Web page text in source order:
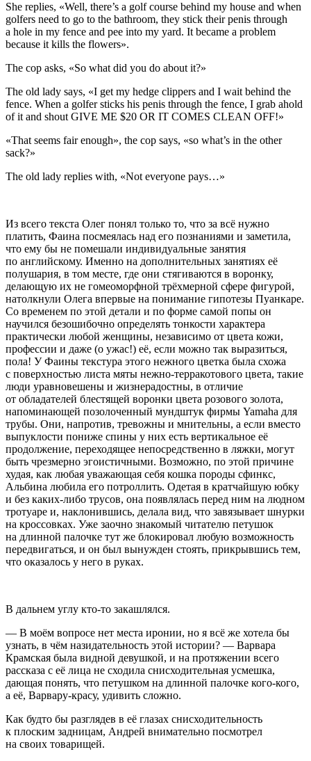
She replies, «Well, there’s a golf course behind my house and when
golfers need to go to the bathroom, they stick their penis through
a hole in my fence and pee into my yard. It became a problem
because it kills the flowers».
The cop asks, «So what did you do about it?»
The old lady says, «I get my hedge clippers and I wait behind the
fence. When a golfer sticks his penis through the fence, I grab ahold
of it and shout GIVE ME $20 OR IT COMES CLEAN OFF!»
«That seems fair enough», the cop says, «so what’s in the other
sack?»
The old lady replies with, «Not everyone pays…»
Из всего текста Олег понял только то, что за всё нужно
платить, Фаина посмеялась над его познаниями и заметила,
что ему бы не помешали индивидуальные занятия
по английскому. Именно на дополнительных занятиях её
полушария, в том месте, где они стягиваются в воронку,
делающую их не гомеоморфной трёхмерной сфере фигурой,
натолкнули Олега впервые на понимание гипотезы Пуанкаре.
Со временем по этой детали и по форме самой попы он
научился безошибочно определять тонкости характера
практически любой женщины, независимо от цвета кожи,
профессии и даже (о ужас!) её, если можно так выразиться,
пола! У Фаины текстура этого нежного цветка была схожа
с поверхностью листа мяты нежно-терракотового цвета, такие
люди уравновешены и жизнерадостны, в отличие
от обладателей блестящей воронки цвета розового золота,
напоминающей позолоченный мундштук фирмы Yamaha для
трубы. Они, напротив, тревожны и мнительны, а если вместо
выпуклости пониже спины у них есть вертикальное её
продолжение, переходящее непосредственно в ляжки, могут
быть чрезмерно эгоистичными. Возможно, по этой причине
худая, как любая уважающая себя кошка породы сфинкс,
Альбина любила его потроллить. Одетая в кратчайшую юбку
и без каких-либо трусов, она появлялась перед ним на людном
тротуаре и, наклонившись, делала вид, что завязывает шнурки
на кроссовках. Уже заочно знакомый читателю петушок
на длинной палочке тут же блокировал любую возможность
передвигаться, и он был вынужден стоять, прикрывшись тем,
что оказалось у него в руках.
В дальнем углу кто-то закашлялся.
— В моём вопросе нет места иронии, но я всё же хотела бы
узнать, в чём назидательность этой истории? — Варвара
Крамская была видной девушкой, и на протяжении всего
рассказа с её лица не сходила снисходительная усмешка,
дающая понять, что петушком на длинной палочке кого-кого,
а её, Варвару-красу, удивить сложно.
Как будто бы разглядев в её глазах снисходительность
к плоским задницам, Андрей внимательно посмотрел
на своих товарищей.